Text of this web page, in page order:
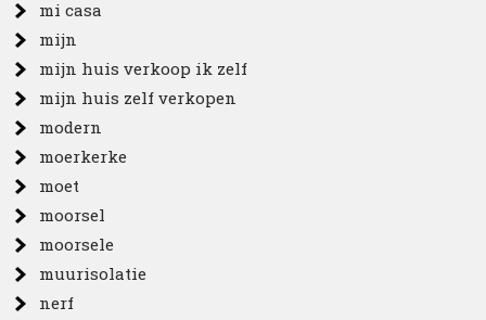
mi casa
mijn
mijn huis verkoop ik zelf
mijn huis zelf verkopen
modern
moerkerke
moet
moorsel
moorsele
muurisolatie
nerf